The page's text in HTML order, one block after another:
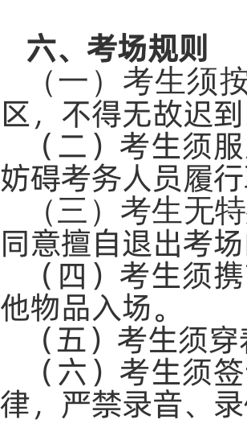
六、考场规则
（一）考生须
区，不得无故迟到
（二）考生须
妨碍考务人员履
（三）考生无
同意擅自退出考
（四）考生须
他物品入场。
（五）考生须
（六）考生须
律，严禁录音、